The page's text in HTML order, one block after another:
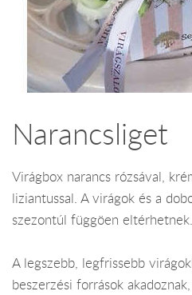
Narancsliget
Virágbox narancs rózsával,
liziantussal. A virágok és a
szezontúl függöen eltérhetnek.
A legszebb, legfrissebb
beszerzési források